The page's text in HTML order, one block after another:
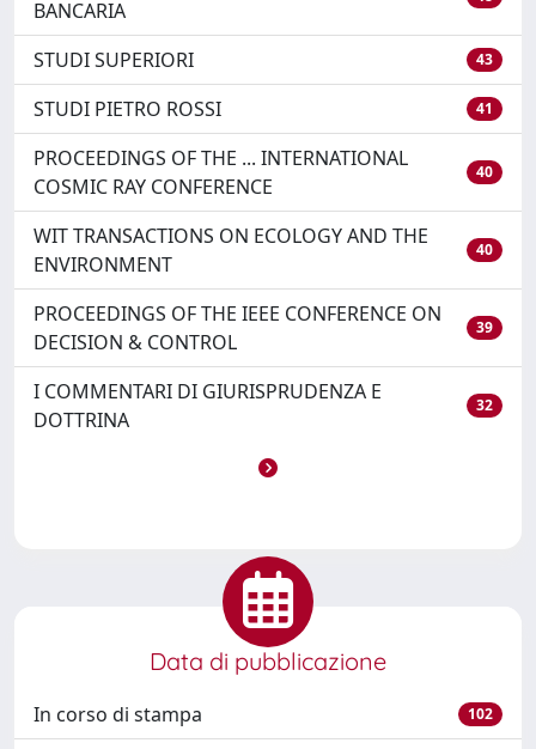
BANCARIA
STUDI SUPERIORI 43
STUDI PIETRO ROSSI 41
PROCEEDINGS OF THE ... INTERNATIONAL
COSMIC RAY CONFERENCE
40
WIT TRANSACTIONS ON ECOLOGY AND THE
ENVIRONMENT
40
PROCEEDINGS OF THE IEEE CONFERENCE ON
DECISION & CONTROL
39
I COMMENTARI DI GIURISPRUDENZA E
DOTTRINA
32
Data di pubblicazione
In corso di stampa 102